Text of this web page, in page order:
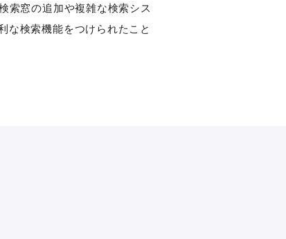
索窓の追加や複雑な検索シス
な検索機能をつけられたこと